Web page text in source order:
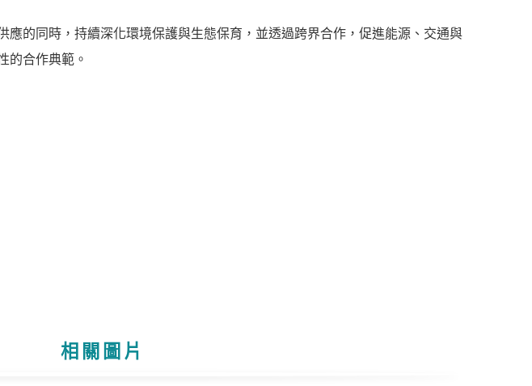
的同時，持續深化環境保護與生態保育，並透過跨界合作，促進能源、交通與
的合作典範。
相關圖片